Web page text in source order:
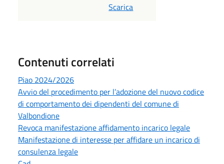
Scarica
Contenuti correlati
Piao 2024/2026
Avvio del procedimento per l’adozione del nuovo codice
di comportamento dei dipendenti del comune di
Valbondione
Revoca manifestazione affidamento incarico legale
Manifestazione di interesse per affidare un incarico di
consulenza legale